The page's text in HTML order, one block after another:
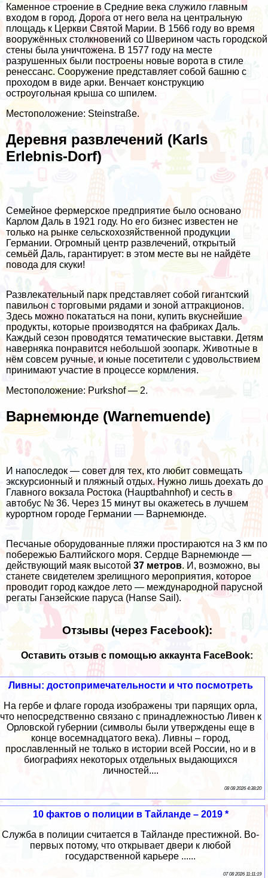
Каменное строение в Средние века служило главным
входом в город. Дорога от него вела на центральную
площадь к Церкви Святой Марии. В 1566 году во время
вооружённых столкновений со Шверином часть городской
стены была уничтожена. В 1577 году на месте
разрушенных были построены новые ворота в стиле
ренессанс. Сооружение представляет собой башню с
проходом в виде арки. Венчает конструкцию
остроугольная крыша со шпилем.
Местоположение: Steinstraße.
Деревня развлечений (Karls
Erlebnis-Dorf)
Семейное фермерское предприятие было основано
Карлом Даль в 1921 году. Но его бизнес известен не
только на рынке сельскохозяйственной продукции
Германии. Огромный центр развлечений, открытый
семьёй Даль, гарантирует: в этом месте вы не найдёте
повода для скуки!
Развлекательный парк представляет собой гигантский
павильон с торговыми рядами и зоной аттракционов.
Здесь можно покататься на пони, купить вкуснейшие
продукты, которые производятся на фабриках Даль.
Каждый сезон проводятся тематические выставки. Детям
наверняка понравится небольшой зоопарк. Животные в
нём совсем ручные, и юные посетители с удовольствием
принимают участие в процессе кормления.
Местоположение: Purkshof — 2.
Варнемюнде (Warnemuende)
И напоследок — совет для тех, кто любит совмещать
экскурсионный и пляжный отдых. Нужно лишь доехать до
Главного вокзала Ростока (Hauptbahnhof) и сесть в
автобус № 36. Через 15 минут вы окажетесь в лучшем
курортном городе Германии — Варнемюнде.
Песчаные оборудованные пляжи простираются на 3 км по
побережью Балтийского моря. Сердце Варнемюнде —
действующий маяк высотой 37 метров. И, возможно, вы
станете свидетелем зрелищного мероприятия, которое
проводит город каждое лето — международной парусной
регаты Ганзейские паруса (Hanse Sail).
Отзывы (через Facebook):
Оставить отзыв с помощью аккаунта FaceBook:
Ливны: достопримечательности и что посмотреть
На гербе и флаге города изображены три парящих орла,
что непосредственно связано с принадлежностью Ливен к
Орловской губернии (символы были утверждены еще в
конце восемнадцатого века). Ливны – город,
прославленный не только в истории всей России, но и в
биографиях некоторых отдельных выдающихся
личностей....
08 08 2026 4:38:20
10 фактов о полиции в Тайланде – 2019 *
Служба в полиции считается в Тайланде престижной. Во-
первых потому, что открывает двери к любой
государственной карьере ......
07 08 2026 11:11:19